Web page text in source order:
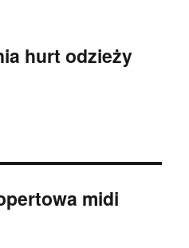
hurt odzieży
midi